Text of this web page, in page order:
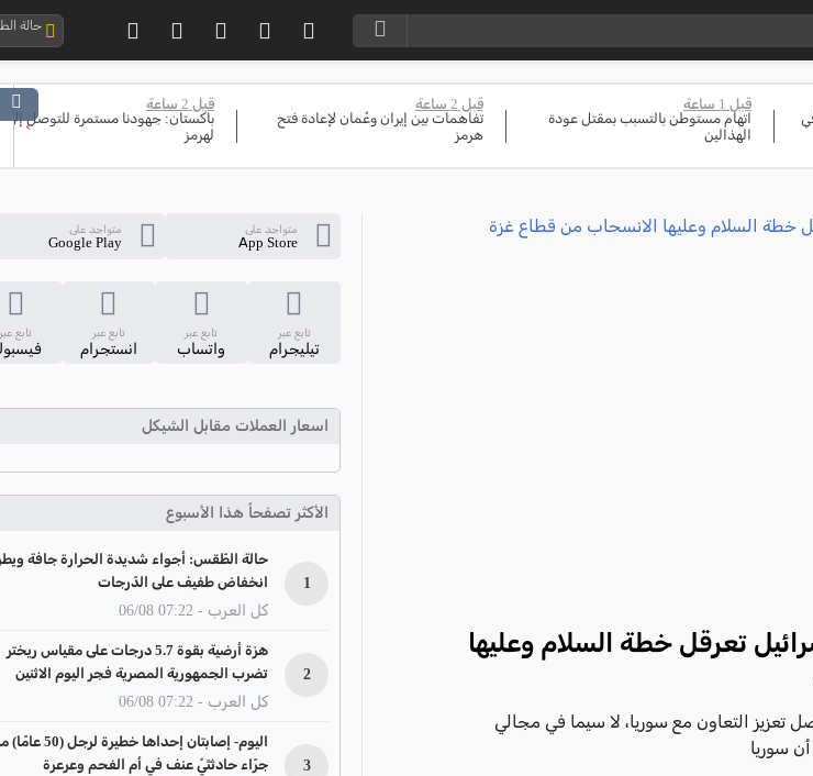
حالة
قبل 1 ساعة
اتهام مستوطن بالتسبب بمقتل عودة
الهذالين
قبل 2 ساعة
تفاهمات بين إيران وعُمان لإعادة فتح
هرمز
قبل 2 ساعة
باكستان: جهودنا مستمرة للتوصل
لهرمز
›
تعرقل خطة السلام وعليها
تعزيز التعاون مع سوريا، لا سيما في مجالي
سوريا
متواجد على
App Store
متواجد على
Google Play
تابع عبر
تيليجرام
تابع عبر
واتساب
تابع عبر
انستجرام
تابع عبر
اسعار العملات مقابل الشيكل
الأكثر تصفحاً هذا الأسبوع
1
حالة الطّقس: أجواء شديدة الحرارة جافة
انخفاض طفيف على الدّرجات
كل العرب - 07:22 06/08
2
هزة أرضية بقوة 5.7 درجات على مقياس ريختر
تضرب الجمهورية المصرية فجر اليوم الاثنين
كل العرب - 07:22 06/08
3
اليوم- إصابتان إحداها خطيرة لرجل
جرّاء حادثتَيْ عنف في أم الفحم وعرعرة